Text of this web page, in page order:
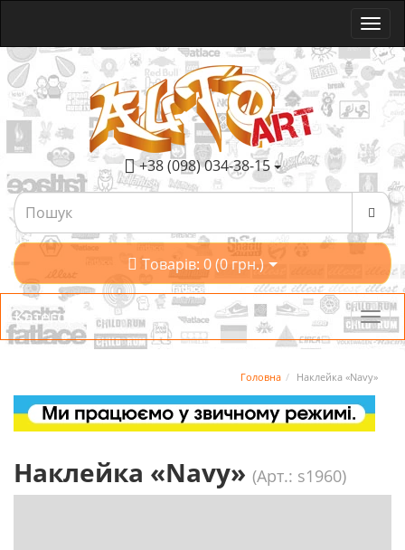
+38 (098) 034-38-15
Товарів: 0 (0 грн.)
Категорії
Головна Наклейка «Navy»
Наклейка «Navy» (Арт.: s1960)